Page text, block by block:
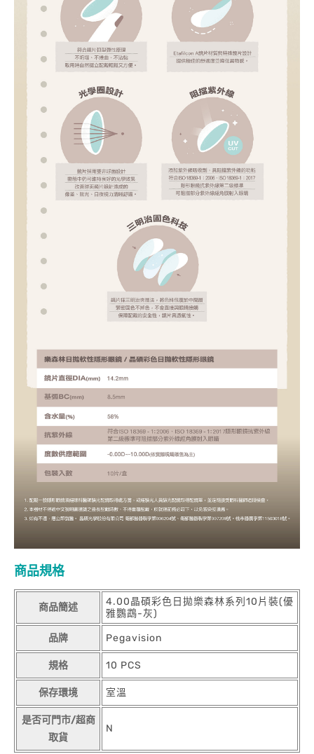
商品規格
商品簡述
4.00晶碩彩色日拋樂森林系列10片裝(優
雅鸚鵡-灰)
品牌 Pegavision
規格 10 PCS
保存環境 室溫
是否可門市/超商
取貨
N